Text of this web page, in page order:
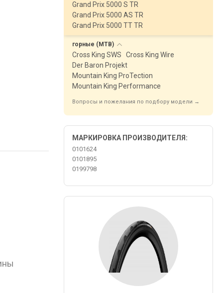
Grand Prix 5000 S TR
Grand Prix 5000 AS TR
Grand Prix 5000 TT TR
горные (MTB)
Cross King SWS
Cross King Wire
Der Baron Projekt
Mountain King ProTection
Mountain King Performance
Вопросы и пожелания по подбору модели →
МАРКИРОВКА ПРОИЗВОДИТЕЛЯ:
0101624
0101895
0199798